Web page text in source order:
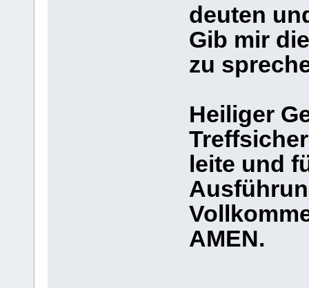
deuten
Gib mir
zu
Heiliger
leite und
AMEN.